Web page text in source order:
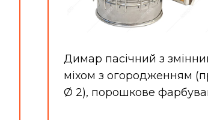
Димар пасічний з
міхом з огородженням
Ø 2), порошкове